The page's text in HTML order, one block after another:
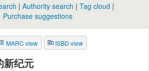
Authority search
Tag cloud
Purchase suggestions
MARC view ISBD view
新纪元